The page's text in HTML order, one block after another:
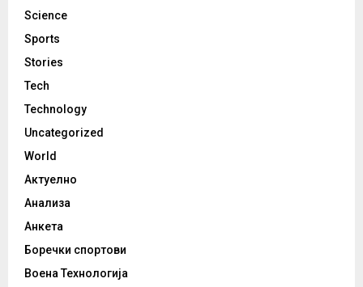
Science
Sports
Stories
Tech
Technology
Uncategorized
World
Актуелно
Анализа
Анкета
Боречки спортови
Воена Технологија